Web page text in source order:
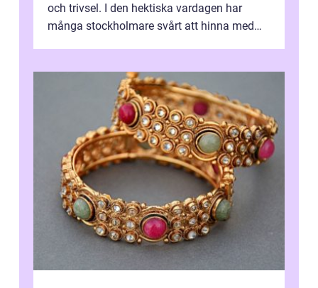
och trivsel. I den hektiska vardagen har
många stockholmare svårt att hinna med